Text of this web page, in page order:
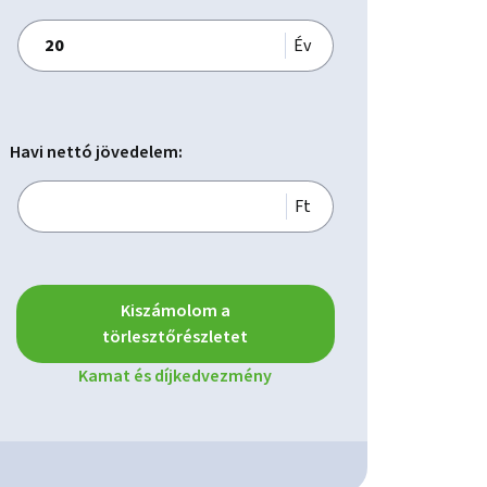
Év
Havi nettó jövedelem:
Ft
Kiszámolom a
törlesztőrészletet
Kamat és díjkedvezmény